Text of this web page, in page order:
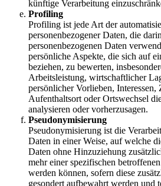
künftige Verarbeitung
Profiling
Profiling ist jede Art der
personenbezogener Daten, die
personenbezogenen Daten
persönliche Aspekte, die sich auf
beziehen, zu bewerten,
Arbeitsleistung, wirtschaftlicher
persönlicher Vorlieben, Interessen,
Aufenthaltsort oder Ortswechsel
analysieren oder vorherzusagen.
Pseudonymisierung
Pseudonymisierung ist die
Daten in einer Weise, auf welche
Daten ohne Hinzuziehung
mehr einer spezifischen
werden können, sofern diese
gesondert aufbewahrt werden und